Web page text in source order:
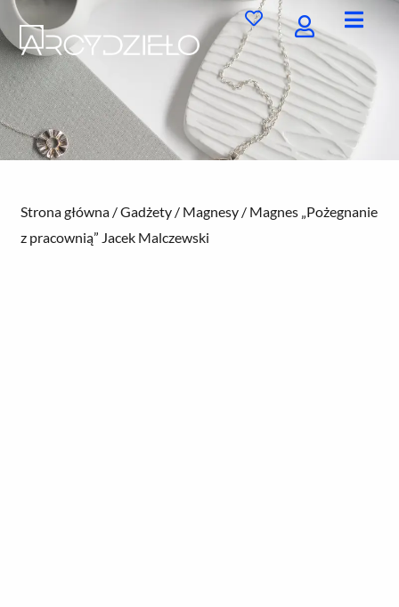
Przejdź
do
treści
Strona główna /Gadżety / Magnesy / Magnes „Pożegnanie
z pracownią” Jacek Malczewski